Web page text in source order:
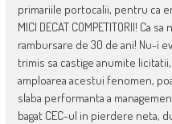
primariile portocalii, pentru ca
MICI DECAT COMPETITORII! Ca
rambursare de 30 de ani! Nu-i
trimis sa castige anumite
amploarea acestui fenomen,
slaba performanta a
bagat CEC-ul in pierdere neta,